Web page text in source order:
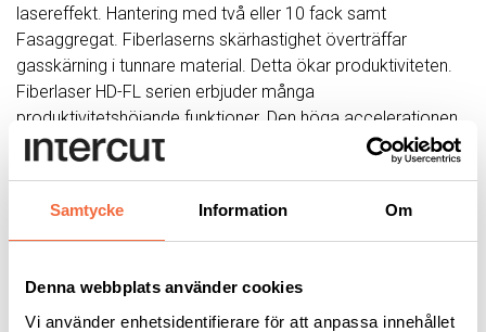
Samtycke Information Om
Denna webbplats använder cookies
Vi använder enhetsidentifierare för att anpassa innehållet
lasereffekt. Hantering med två eller 10 fack samt
Fasaggregat. Fiberlaserns skärhastighet överträffar
gasskärning i tunnare material. Detta ökar produktiviteten.
Fiberlaser HD-FL serien erbjuder många
produktivitetshöjande funktioner. Den höga accelerationen
och snabbtransporterna fås tack vare linjärmotordrift.
Pekskärmar underlättar arbetet för operatörerna. Fiberlaser
8kW och 10kW.